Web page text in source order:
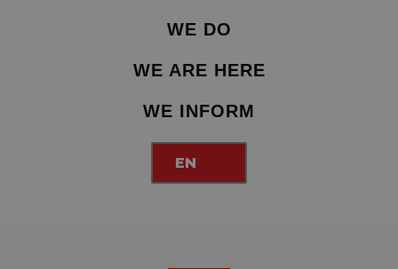
WE DO
WE ARE HERE
WE INFORM
EN